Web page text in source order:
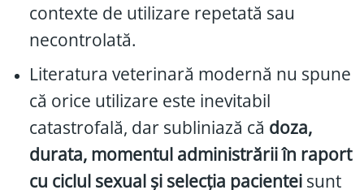
contexte de utilizare repetată sau
necontrolată.
Literatura veterinară modernă nu spune
că orice utilizare este inevitabil
catastrofală, dar subliniază că doza,
durata, momentul administrării în raport
cu ciclul sexual și selecția pacienteisunt